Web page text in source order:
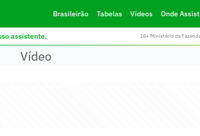
Brasileirão Tabelas Vídeos Onde
assistente. 18+ Ministério da
Vídeo